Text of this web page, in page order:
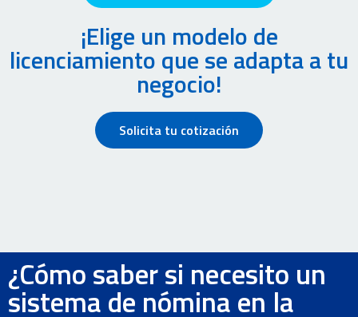
¡Elige un modelo de
licenciamiento que se adapta a tu
negocio!
Solicita tu cotización
¿Cómo saber si necesito un
sistema de nómina en la